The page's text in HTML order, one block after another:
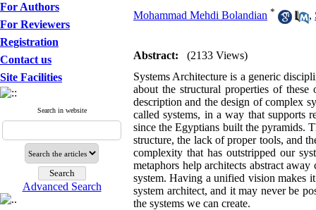
For Authors
For Reviewers
Registration
Contact us
Site Facilities
Search in website
Advanced Search
Mohammad Mehdi Bolandian * ,
Abstract:
(2133 Views)
Systems Architecture is a generic
about the structural properties of
description and the design of complex
called systems, in a way that supports
since the Egyptians built the pyramids.
structure, the lack of proper tools, and
complexity that has outstripped our
metaphors help architects abstract
system. Having a unified vision makes
system architect, and it may never be
the systems we can create.